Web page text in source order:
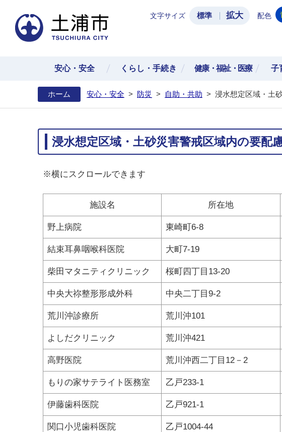
土浦市公式ホームペ
文字サイズ 標準 拡大 配色
安心・安全 くらし・手続き 健康・福祉・医療 子
ホーム 安心・安全 > 防災 > 自助・共助 > 浸水想定区域・土
浸水想定区域・土砂災害警戒区域内の要配
※横にスクロールできます
施設名 所在地
野上病院 東崎町6-8
結束耳鼻咽喉科医院 大町7-19
柴田マタニティクリニック 桜町四丁目13-20
中央大祢整形形成外科 中央二丁目9-2
荒川沖診療所 荒川沖101
よしだクリニック 荒川沖421
高野医院 荒川沖西二丁目12－2
もりの家サテライト医務室 乙戸233-1
伊藤歯科医院 乙戸921-1
関口小児歯科医院 乙戸1004-44